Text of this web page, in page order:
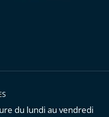
du lundi au vendredi